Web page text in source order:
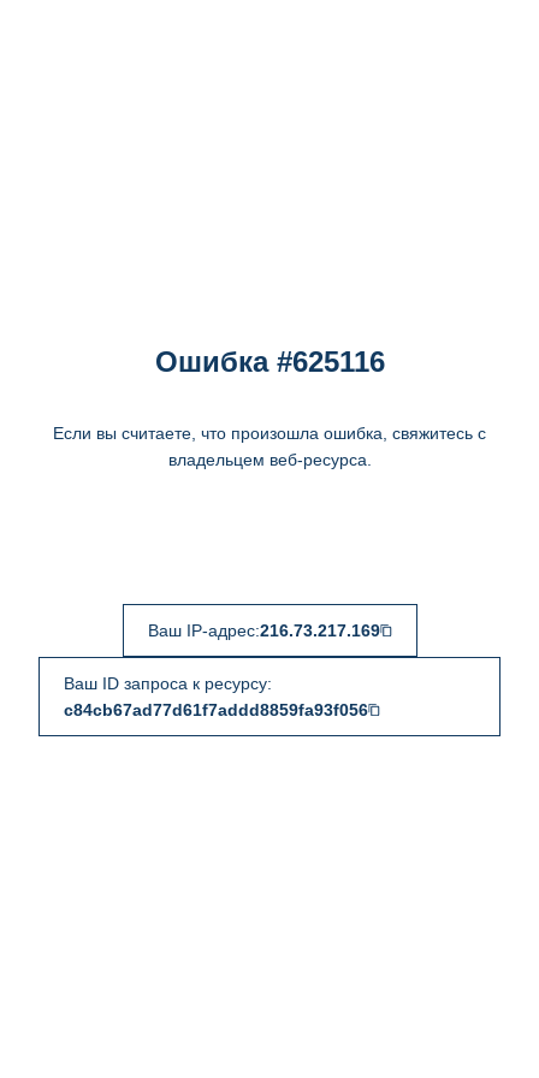
Ошибка #625116
Если вы считаете, что произошла ошибка, свяжитесь с
владельцем веб-ресурса.
Ваш IP-адрес:216.73.217.169
Ваш ID запроса к ресурсу:
c84cb67ad77d61f7addd8859fa93f056